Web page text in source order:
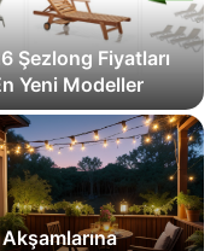
Şezlong Fiyatları
Yeni Modeller